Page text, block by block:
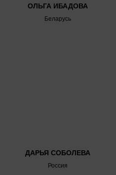
ОЛЬГА ИБАДОВА
Беларусь
ДАРЬЯ СОБОЛЕВА
Россия